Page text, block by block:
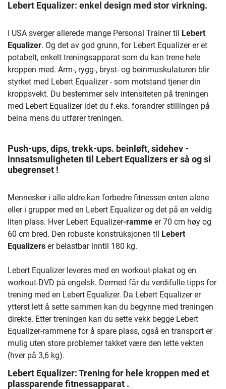
Lebert Equalizer: enkel design med stor virkning.
I USA sverger allerede mange Personal Trainer til
Lebert
Equalizer. Og det av god grunn, for Lebert Equalizer er et
potabelt, enkelt treningsapparat som du kan trene hele
kroppen med. Arm-, rygg-, bryst- og beinmuskulaturen blir
styrket med Lebert Equalizer - som motstand tjener din
kroppsvekt. Du bestemmer selv intensiteten på treningen
med Lebert Equalizer idet du f.eks. forandrer stillingen på
beina mens du utfører treningen.
Push-ups, dips, trekk-ups. beinløft, sidehev -
innsatsmuligheten til Lebert Equalizers er så og si
ubegrenset !
Mennesker i alle aldre kan forbedre fitnessen enten alene
eller i grupper med en Lebert Equalizer og det på en veldig
liten plass. Hver Lebert Equalizer-ramme er 70 cm høy og
60 cm bred. Den robuste konstruksjonen til Lebert
Equalizers er belastbar inntil 180 kg.
Lebert Equalizer leveres med en workout-plakat og en
workout-DVD på engelsk. Dermed får du verdifulle tipps for
trening med en Lebert Equalizer. Da Lebert Equalizer er
ytterst lett å sette sammen kan du begynne med treningen
direkte. Etter treningen kan du sette vekk begge Lebert
Equalizer-rammene for å spare plass, også en transport er
mulig uten store problemer takket være den lette vekten
(hver på 3,6 kg).
Lebert Equalizer: Trening for hele kroppen med et
plassparende fitnessapparat .